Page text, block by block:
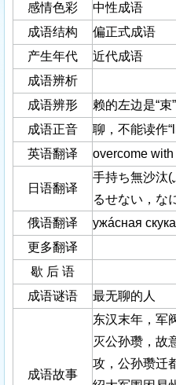
感情色彩
中性成语
成语结构
偏正式成语
产生年代
近代成语
成语辨析
成语辨形
赖的左边是“束”
成语正音
聊，不能读作
英语翻译
overcome
日语翻译
手持ち無沙汰
るせない，な
俄语翻译
ужáсная
更多翻译
歇 后 语
成语谜语
最无聊的人
成语故事
东汉末年，军
灭公孙瓒，故
攻，公孙瓒迁